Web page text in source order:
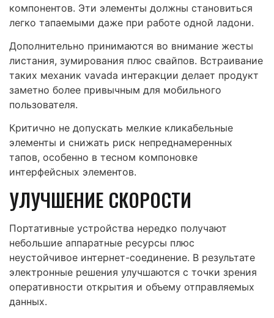
компонентов. Эти элементы должны становиться
легко тапаемыми даже при работе одной ладони.
Дополнительно принимаются во внимание жесты
листания, зумирования плюс свайпов. Встраивание
таких механик vavada интеракции делает продукт
заметно более привычным для мобильного
пользователя.
Критично не допускать мелкие кликабельные
элементы и снижать риск непреднамеренных
тапов, особенно в тесном компоновке
интерфейсных элементов.
УЛУЧШЕНИЕ СКОРОСТИ
Портативные устройства нередко получают
небольшие аппаратные ресурсы плюс
неустойчивое интернет-соединение. В результате
электронные решения улучшаются с точки зрения
оперативности открытия и объему отправляемых
данных.